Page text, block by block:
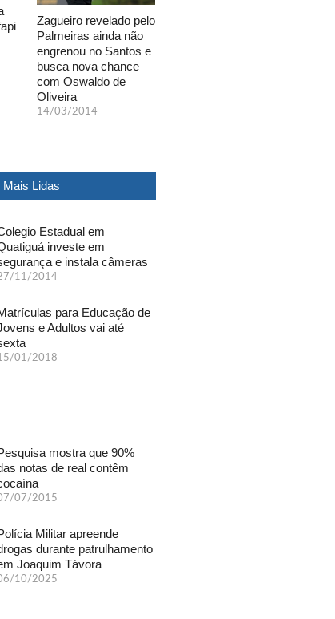
Zagueiro revelado pelo
Palmeiras ainda não
engrenou no Santos e
busca nova chance
com Oswaldo de
Oliveira
14/03/2014
Mais Lidas
Estadual em
investe em
e instala câmeras
11/2014
para Educação de
e Adultos vai até
01/2018
mostra que 90%
notas de real contêm
07/2015
Militar apreende
durante patrulhamento
Joaquim Távora
10/2025